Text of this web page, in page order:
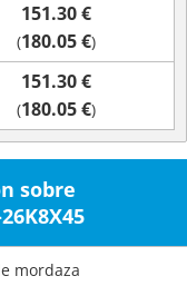
151.30 €
(180.05 €)
151.30 €
(180.05 €)
sobre
mordaza